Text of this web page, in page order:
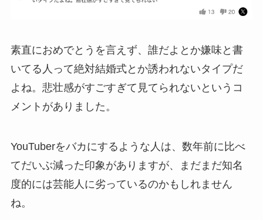
素直におめでとうを言えず、誰だよとか嫌味と書
いてる人って絶対結婚式とか誘われないタイプだ
よね。悲壮感がすごすぎて見てられないというコ
メントがありました。
YouTuberをバカにするような人は、数年前に比べ
てだいぶ減った印象がありますが、まだまだ知名
度的には芸能人に劣っているのかもしれません
ね。